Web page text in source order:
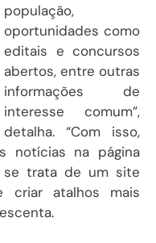
população,
oportunidades como
editais e concursos
abertos, entre outras
informações de
interesse comum”,
detalha. “Com isso,
notícias na página
se trata de um site
criar atalhos mais